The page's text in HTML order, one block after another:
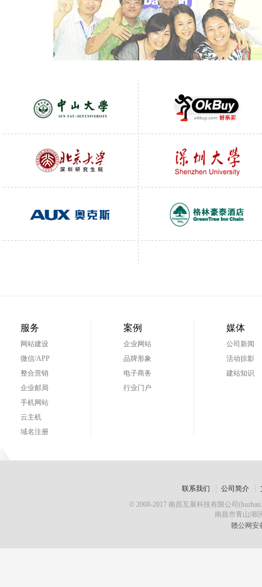
服务
网站建设
微信/APP
整合营销
企业邮局
手机网站
云主机
域名注册
案例
企业网站
品牌形象
电子商务
行业门户
媒体
公司新闻
活动掠影
建站知识
联系我们 公司简介
© 2008-2017 南昌互展科技有限公司
南昌市青山湖
赣公网安